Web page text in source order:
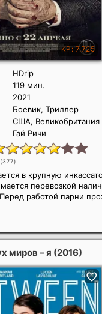
HDrip
119 мин.
2021
Боевик, Триллер
США, Великобритания
Гай Ричи
377)
в крупную
перевозкой
работой парни
миров – я (2016)